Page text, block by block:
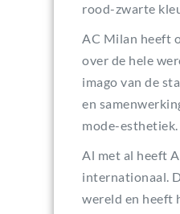
rood-zwarte
AC Milan heeft
over de hele
imago van de
en
mode-esthetiek.
Al met al heeft
internationaal.
wereld en heeft